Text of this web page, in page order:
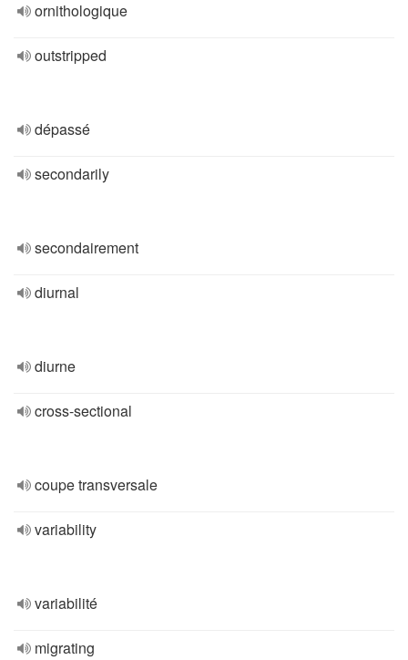
ornithologique
outstripped
dépassé
secondarily
secondairement
diurnal
diurne
cross-sectional
coupe transversale
variability
variabilité
migrating